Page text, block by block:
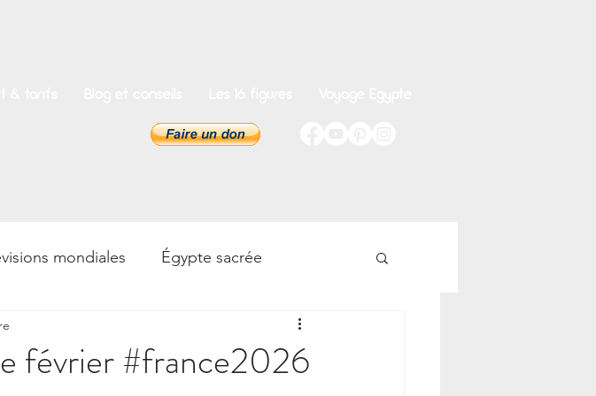
mondiales Égypte sacrée
& Développement personnel
février #france2026